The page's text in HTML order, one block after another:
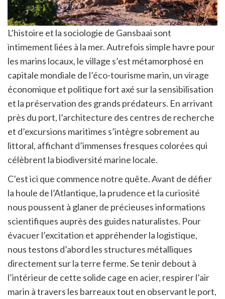
L’histoire et la sociologie de Gansbaai sont
intimement liées à la mer. Autrefois simple havre pour
les marins locaux, le village s’est métamorphosé en
capitale mondiale de l’éco-tourisme marin, un virage
économique et politique fort axé sur la sensibilisation
et la préservation des grands prédateurs. En arrivant
près du port, l’architecture des centres de recherche
et d’excursions maritimes s’intègre sobrement au
littoral, affichant d’immenses fresques colorées qui
célèbrent la biodiversité marine locale.
C’est ici que commence notre quête. Avant de défier
la houle de l’Atlantique, la prudence et la curiosité
nous poussent à glaner de précieuses informations
scientifiques auprès des guides naturalistes. Pour
évacuer l’excitation et appréhender la logistique,
nous testons d’abord les structures métalliques
directement sur la terre ferme. Se tenir debout à
l’intérieur de cette solide cage en acier, respirer l’air
marin à travers les barreaux tout en observant le port,